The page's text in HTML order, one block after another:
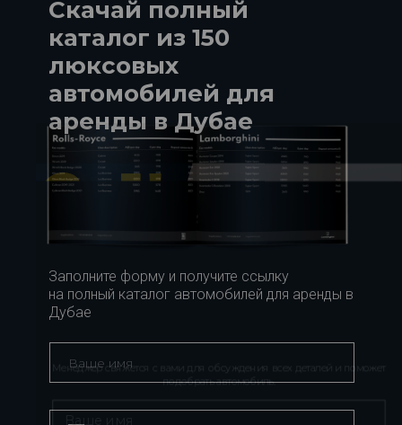
Скачай полный
каталог из 150
люксовых
автомобилей для
аренды в Дубае
Заполните форму и получите ссылку
на полный каталог автомобилей для аренды в
Дубае